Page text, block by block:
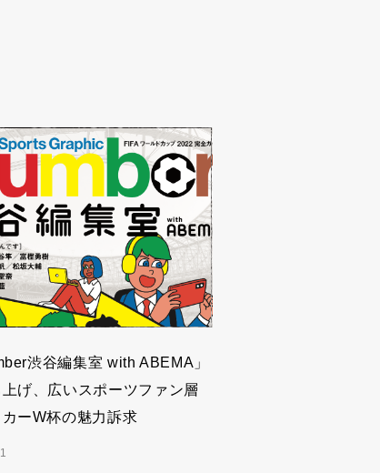
渋谷編集室 with ABEMA」
上げ、広いスポーツファン層
ーW杯の魅力訴求